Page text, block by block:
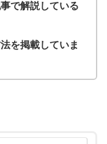
で解説している
を掲載していま